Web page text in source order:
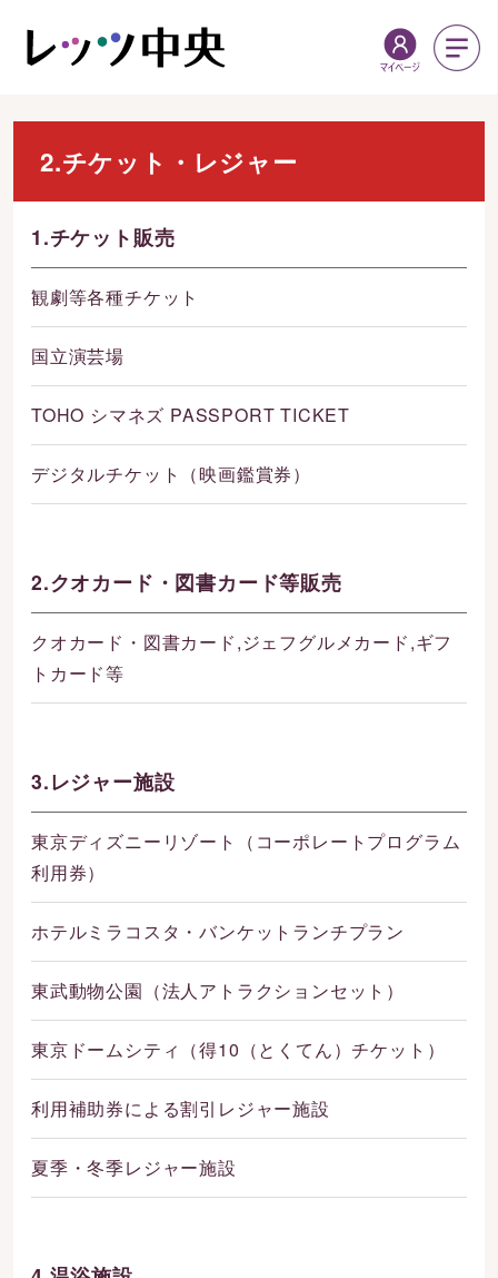
2.チケット・レジャー
1.チケット販売
観劇等各種チケット
国立演芸場
TOHO シマネズ PASSPORT TICKET
デジタルチケット（映画鑑賞券）
2.クオカード・図書カード等販売
クオカード・図書カード,ジェフグルメカード,ギフ
トカード等
3.レジャー施設
東京ディズニーリゾート（コーポレートプログラム
利用券）
ホテルミラコスタ・バンケットランチプラン
東武動物公園（法人アトラクションセット）
東京ドームシティ（得10（とくてん）チケット）
利用補助券による割引レジャー施設
夏季・冬季レジャー施設